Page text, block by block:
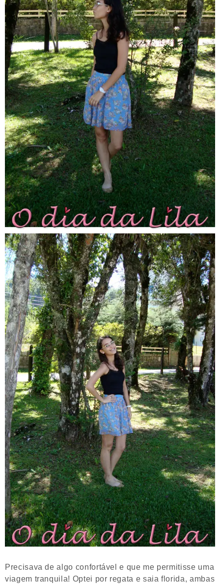
Precisava de algo confortável e que me permitisse uma
viagem tranquila! Optei por regata e saia florida, ambas